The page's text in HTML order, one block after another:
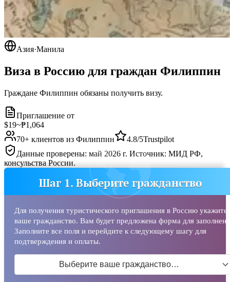
Азия·Манила
Виза в Россию для граждан Филиппин
Граждане Филиппин обязаны получить визу.
Приглашение от
$19~₱1,064
70+ клиентов из Филиппин 4.8/5Trustpilot
Данные проверены: май 2026 г. Источник: МИД РФ,
консульства России.
Шаг 1. Выберите гражданство
Для получения туристического приглашения в Россию укажите
ваше гражданство. Вам будет предложена форма для
Заполните все поля и перейдите к следующему шагу для
подтверждения и оплаты.
Выберите ваше гражданство…